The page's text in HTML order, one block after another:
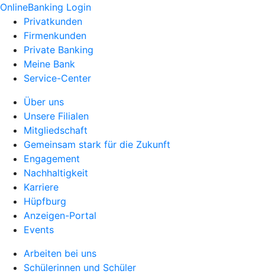
OnlineBanking Login
Privatkunden
Firmenkunden
Private Banking
Meine Bank
Service-Center
Über uns
Unsere Filialen
Mitgliedschaft
Gemeinsam stark für die Zukunft
Engagement
Nachhaltigkeit
Karriere
Hüpfburg
Anzeigen-Portal
Events
Arbeiten bei uns
Schülerinnen und Schüler